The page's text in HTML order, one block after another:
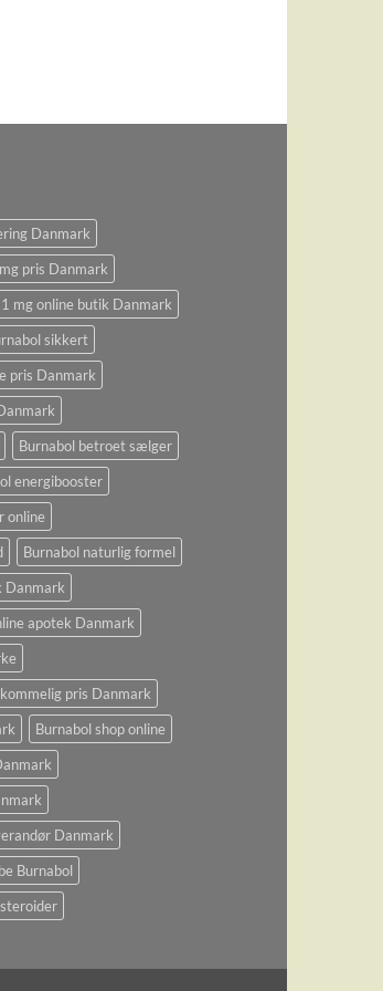
Danmark
pris Danmark
mg online butik Danmark
sikkert
pris Danmark
Burnabol betroet sælger
energibooster
online
Burnabol naturlig formel
Danmark
apotek Danmark
pris Danmark
Burnabol shop online
Danmark
Burnabol